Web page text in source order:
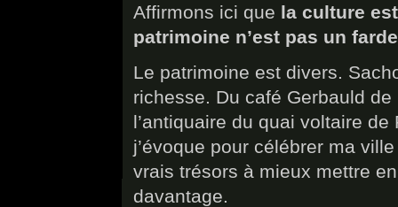
Affirmons ici que la culture
patrimoine n’est pas un
Le patrimoine est divers.
richesse. Du café Gerbauld
l’antiquaire du quai voltaire
j’évoque pour célébrer ma
vrais trésors à mieux mettre
davantage.